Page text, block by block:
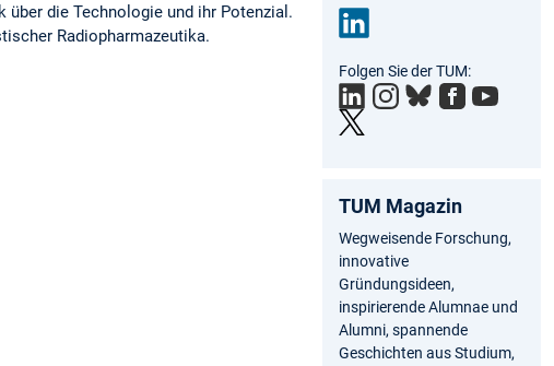
über die Technologie und ihr Potenzial.
Radiopharmazeutika.
edIn
Folgen Sie der TUM:
TUM Magazin
Wegweisende Forschung,
innovative
Gründungsideen,
inspirierende Alumnae und
Alumni, spannende
Geschichten aus Studium,